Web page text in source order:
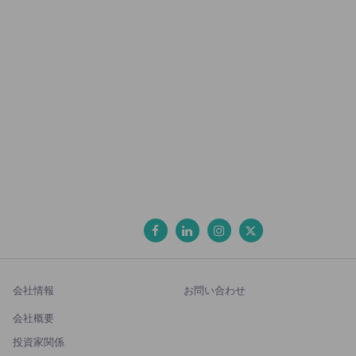
会社情報
会社概要
投資家関係
お問い合わせ